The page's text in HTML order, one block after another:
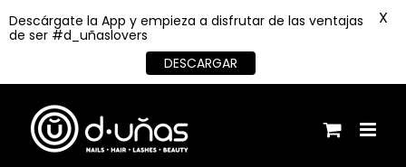
contenido
Descárgate la App y empieza a disfrutar de las ventajas
de ser #d_uñaslovers
DESCARGAR
X